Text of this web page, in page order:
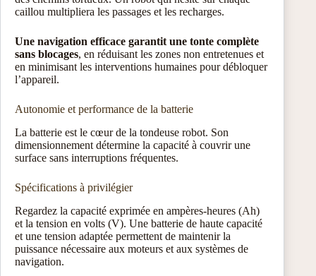
caillou multipliera les passages et les recharges.
Une navigation efficace garantit une tonte complète
sans blocages, en réduisant les zones non entretenues et
en minimisant les interventions humaines pour débloquer
l’appareil.
Autonomie et performance de la batterie
La batterie est le cœur de la tondeuse robot. Son
dimensionnement détermine la capacité à couvrir une
surface sans interruptions fréquentes.
Spécifications à privilégier
Regardez la capacité exprimée en ampères-heures (Ah)
et la tension en volts (V). Une batterie de haute capacité
et une tension adaptée permettent de maintenir la
puissance nécessaire aux moteurs et aux systèmes de
navigation.